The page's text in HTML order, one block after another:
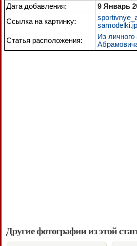
Дата добавления:
9 Январь
Ссылка на картинку:
Статья расположения:
Из
Другие фотографии из этой